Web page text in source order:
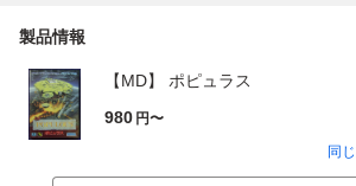
製品情報
【MD】 ポピュラス
980 円〜
同